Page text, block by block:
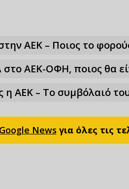
ΑΕΚ – Ποιος το
ΑΕΚ-ΟΦΗ, ποιος θα
η ΑΕΚ – Το συμβόλαιό
Google News για όλες τις